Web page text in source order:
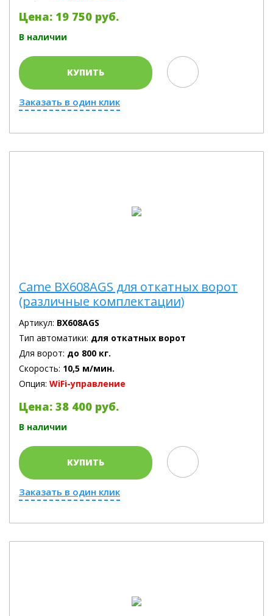
Цена: 19 750 руб.
В наличии
КУПИТЬ
Заказать в один клик
Came BX608AGS для откатных ворот
(различные комплектации)
Артикул: BX608AGS
Тип автоматики: для откатных ворот
Для ворот: до 800 кг.
Скорость: 10,5 м/мин.
Опция: WiFi-управление
Цена: 38 400 руб.
В наличии
КУПИТЬ
Заказать в один клик